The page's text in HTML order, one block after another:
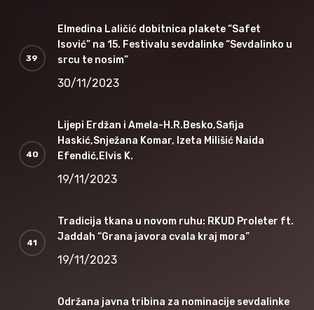
Elmedina Laličić dobitnica plakete “Safet
Isović” na 15. Festivalu sevdalinke “Sevdalinko u
srcu te nosim”
30/11/2023
Lijepi Erdžan i Amela-H.R.Besko,Safija
Haskić,Snježana Komar, Izeta Milišić Naida
Efendić,Elvis K.
19/11/2023
Tradicija tkana u novom ruhu: RKUD Proleter ft.
Jaddah “Grana javora cvala kraj mora”
19/11/2023
Održana javna tribina za nominacije sevdalinke